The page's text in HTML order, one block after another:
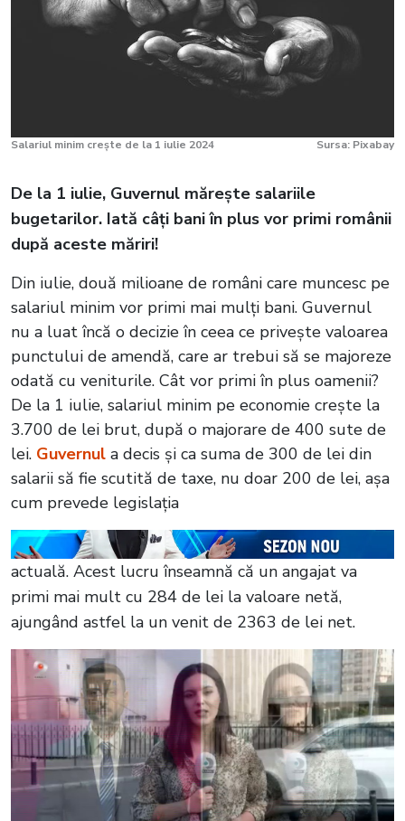
Salariul minim crește de la 1 iulie 2024 Sursa: Pixabay
De la 1 iulie, Guvernul mărește salariile
bugetarilor. Iată câți bani în plus vor primi românii
după aceste măriri!
Din iulie, două milioane de români care muncesc pe
salariul minim vor primi mai mulți bani. Guvernul
nu a luat încă o decizie în ceea ce privește valoarea
punctului de amendă, care ar trebui să se majoreze
odată cu veniturile. Cât vor primi în plus oamenii?
De la 1 iulie, salariul minim pe economie crește la
3.700 de lei brut, după o majorare de 400 sute de
lei. Guvernul a decis și ca suma de 300 de lei din
salarii să fie scutită de taxe, nu doar 200 de lei, așa
cum prevede legislația
actuală. Acest lucru înseamnă că un angajat va
primi mai mult cu 284 de lei la valoare netă,
ajungând astfel la un venit de 2363 de lei net.